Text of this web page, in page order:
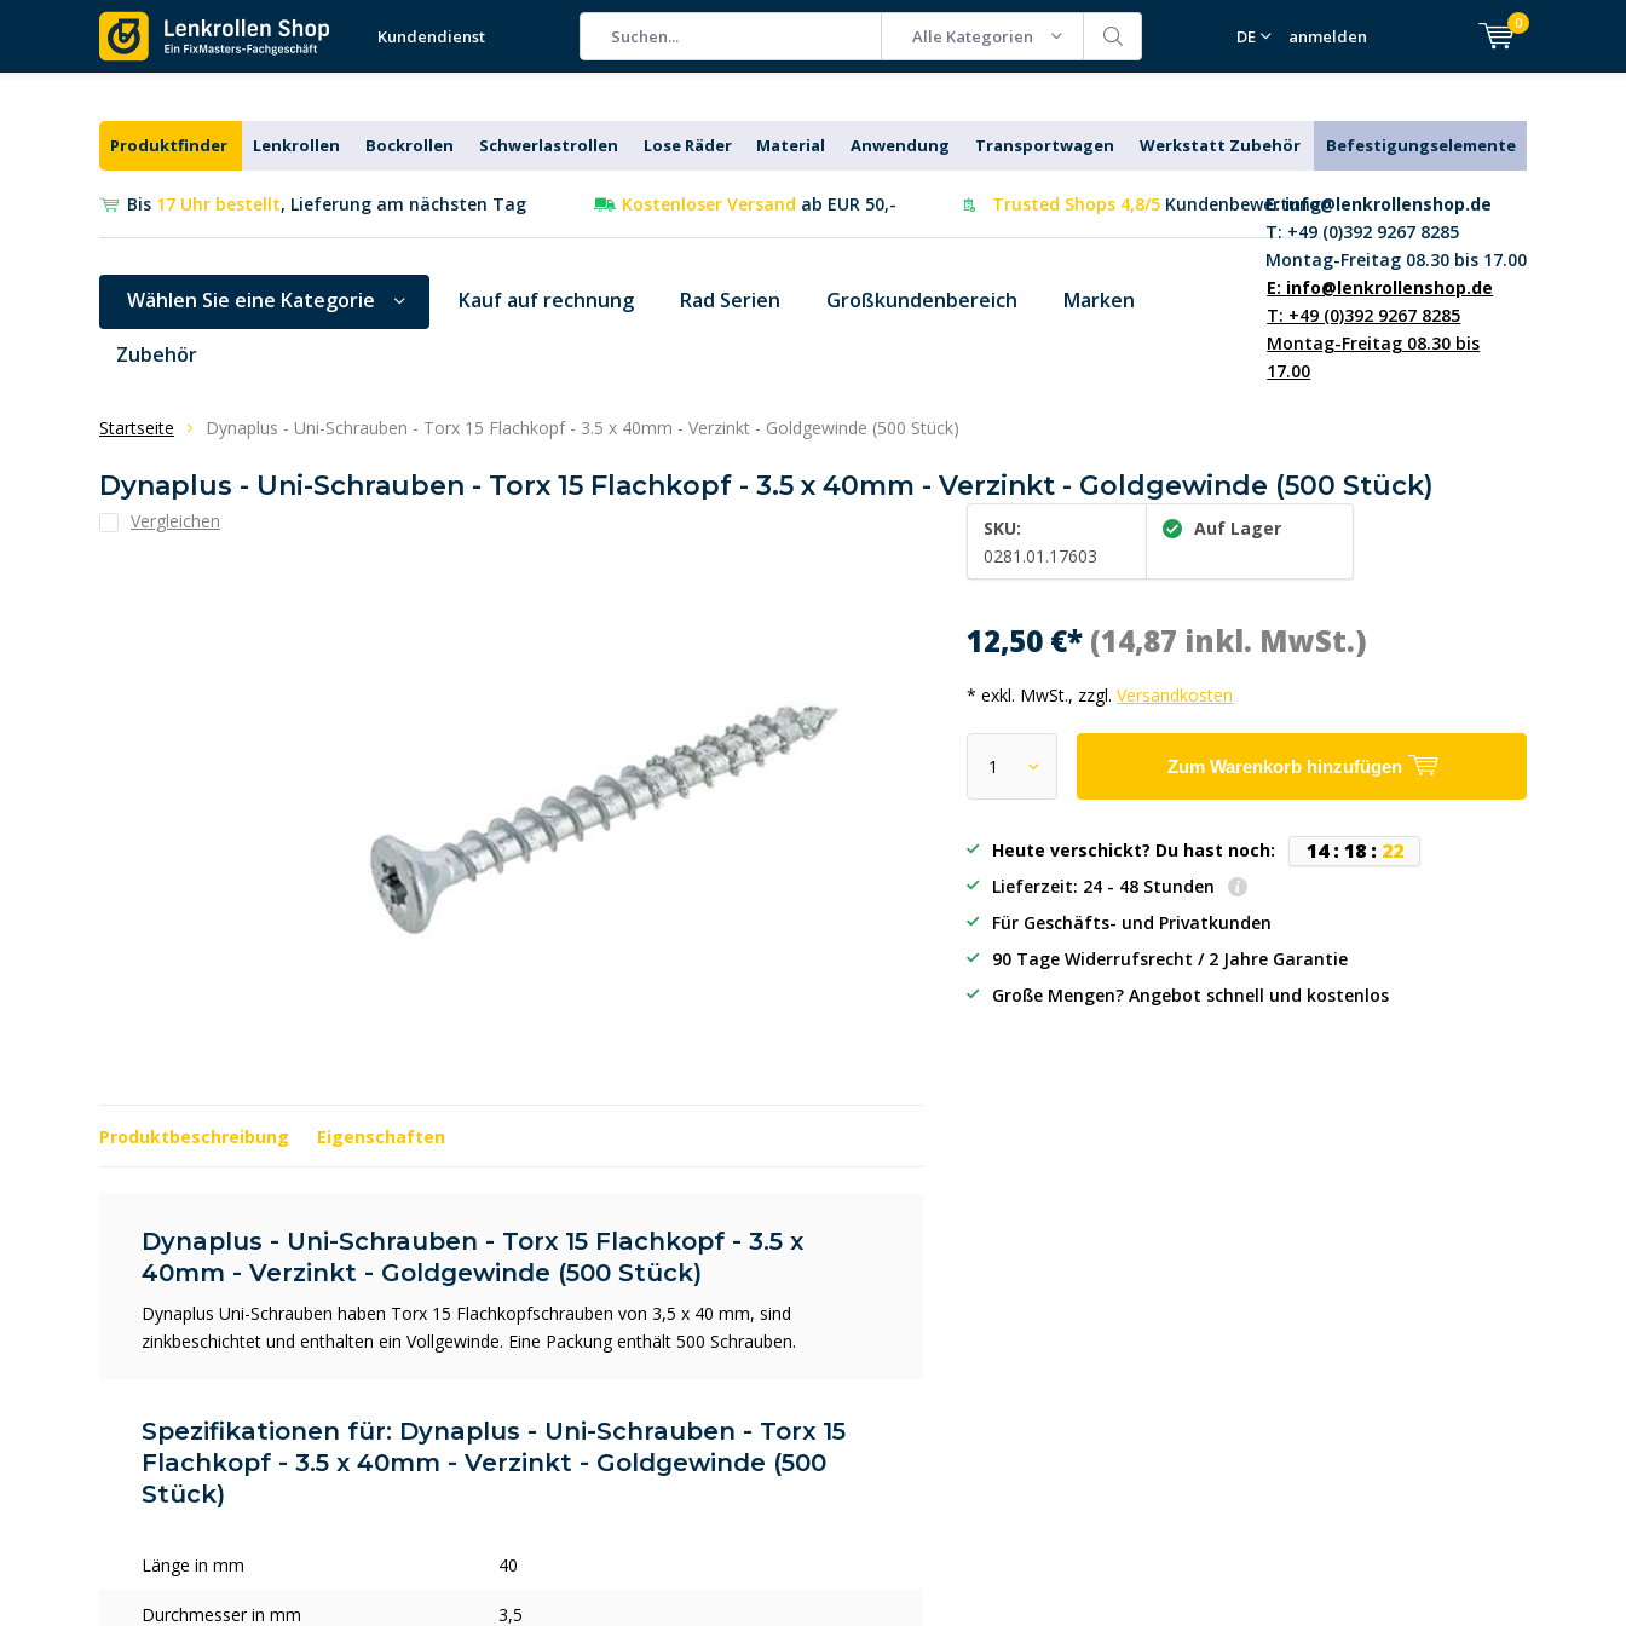
Kundendienst Alle Kategorien DE anmelden
0
Produktfinder Lenkrollen Bockrollen Schwerlastrollen Lose Räder Material Anwendung Transportwagen Werkstatt Zubehör Befestigungselemente
Bis 17 Uhr bestellt, Lieferung am nächsten Tag Kostenloser Versand ab EUR 50,- Trusted Shops 4,8/5 Kundenbewertung
E:info@lenkrollenshop.de
T: +49 (0)392 9267 8285
Montag-Freitag 08.30 bis 17.00
Wählen Sie eine Kategorie Kauf auf rechnung Rad Serien Großkundenbereich Marken
Zubehör
E: info@lenkrollenshop.de
T: +49 (0)392 9267 8285
Montag-Freitag 08.30 bis
17.00
Startseite Dynaplus - Uni-Schrauben - Torx 15 Flachkopf - 3.5 x 40mm - Verzinkt - Goldgewinde (500 Stück)
Dynaplus - Uni-Schrauben - Torx 15 Flachkopf - 3.5 x 40mm - Verzinkt - Goldgewinde (500 Stück)
Vergleichen
SKU:
0281.01.17603
Auf Lager
12,50 €* (14,87 inkl. MwSt.)
* exkl. MwSt., zzgl.Versandkosten
Zum Warenkorb hinzufügen
Heute verschickt? Du hast noch: 14: 18: 21
Lieferzeit: 24 - 48 Stunden
Für Geschäfts- und Privatkunden
90 Tage Widerrufsrecht / 2 Jahre Garantie
Große Mengen? Angebot schnell und kostenlos
Produktbeschreibung Eigenschaften
Dynaplus - Uni-Schrauben - Torx 15 Flachkopf - 3.5 x
40mm - Verzinkt - Goldgewinde (500 Stück)
Dynaplus Uni-Schrauben haben Torx 15 Flachkopfschrauben von 3,5 x 40 mm, sind
zinkbeschichtet und enthalten ein Vollgewinde. Eine Packung enthält 500 Schrauben.
Spezifikationen für: Dynaplus - Uni-Schrauben - Torx 15
Flachkopf - 3.5 x 40mm - Verzinkt - Goldgewinde (500
Stück)
Länge in mm 40
Durchmesser in mm 3,5